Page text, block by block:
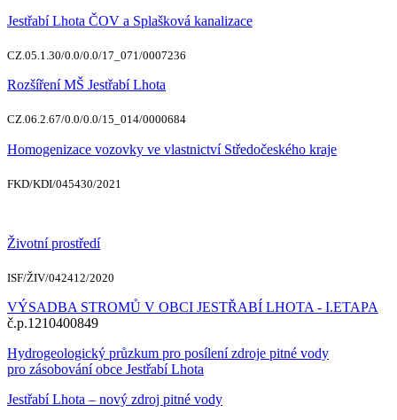
Jestřabí Lhota ČOV a Splašková kanalizace
CZ.05.1.30/0.0/0.0/17_071/0007236
Rozšíření MŠ Jestřabí Lhota
CZ.06.2.67/0.0/0.0/15_014/0000684
Homogenizace vozovky ve vlastnictví Středočeského kraje
FKD/KDI/045430/2021
Životní prostředí
ISF/ŽIV/042412/2020
VÝSADBA STROMŮ V OBCI JESTŘABÍ LHOTA - I.ETAPA
č.p.1210400849
Hydrogeologický průzkum pro posílení zdroje pitné vody
pro zásobování obce Jestřabí Lhota
Jestřabí Lhota – nový zdroj pitné vody